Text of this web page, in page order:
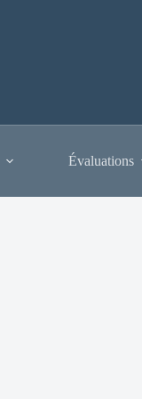
Évaluations